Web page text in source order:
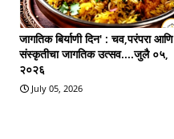
जागतिक बिर्याणी दिन' : चव,परंपरा आणि
संस्कृतीचा जागतिक उत्सव....जुलै ०५,
२०२६
July 05, 2026